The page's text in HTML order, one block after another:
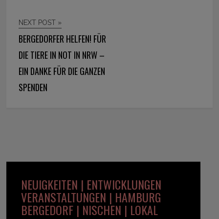
NEXT POST »
BERGEDORFER HELFEN! FÜR
DIE TIERE IN NOT IN NRW –
EIN DANKE FÜR DIE GANZEN
SPENDEN
NEUIGKEITEN | ENTWICKLUNGEN
VERANSTALTUNGEN | HAMBURG
BERGEDORF | NISCHEN | LOKAL